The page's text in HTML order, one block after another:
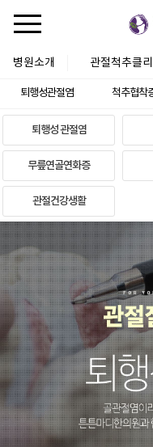
병원소개 관절척추클
퇴행성관절염 척추협착
퇴행성 관절염
무릎연골연화증
관절건강생활